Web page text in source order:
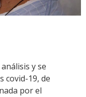
y se
covid-19, de
por el